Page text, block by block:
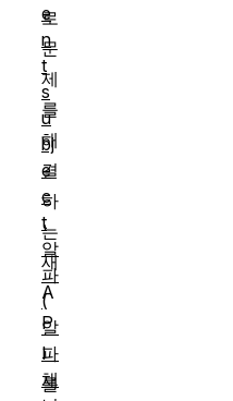
로
문
제
를
해
결
하
는
새
A
P
I
를
e
n
t
s
u
bj
e
c
t
알
파
(
알
파
채